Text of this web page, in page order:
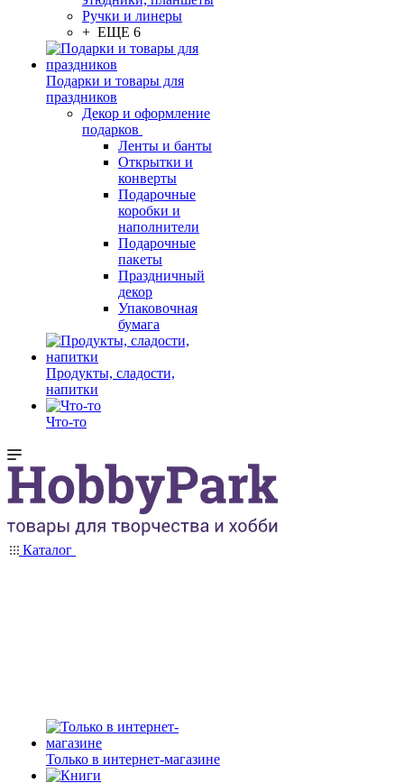
Ручки и линеры
+ ЕЩЕ 6
Подарки и товары для
праздников
Декор и оформление
подарков
Ленты и банты
Открытки и
конверты
Подарочные
коробки и
наполнители
Подарочные
пакеты
Праздничный
декор
Упаковочная
бумага
Продукты, сладости,
напитки
Что-то
Каталог
Только в интернет-магазине